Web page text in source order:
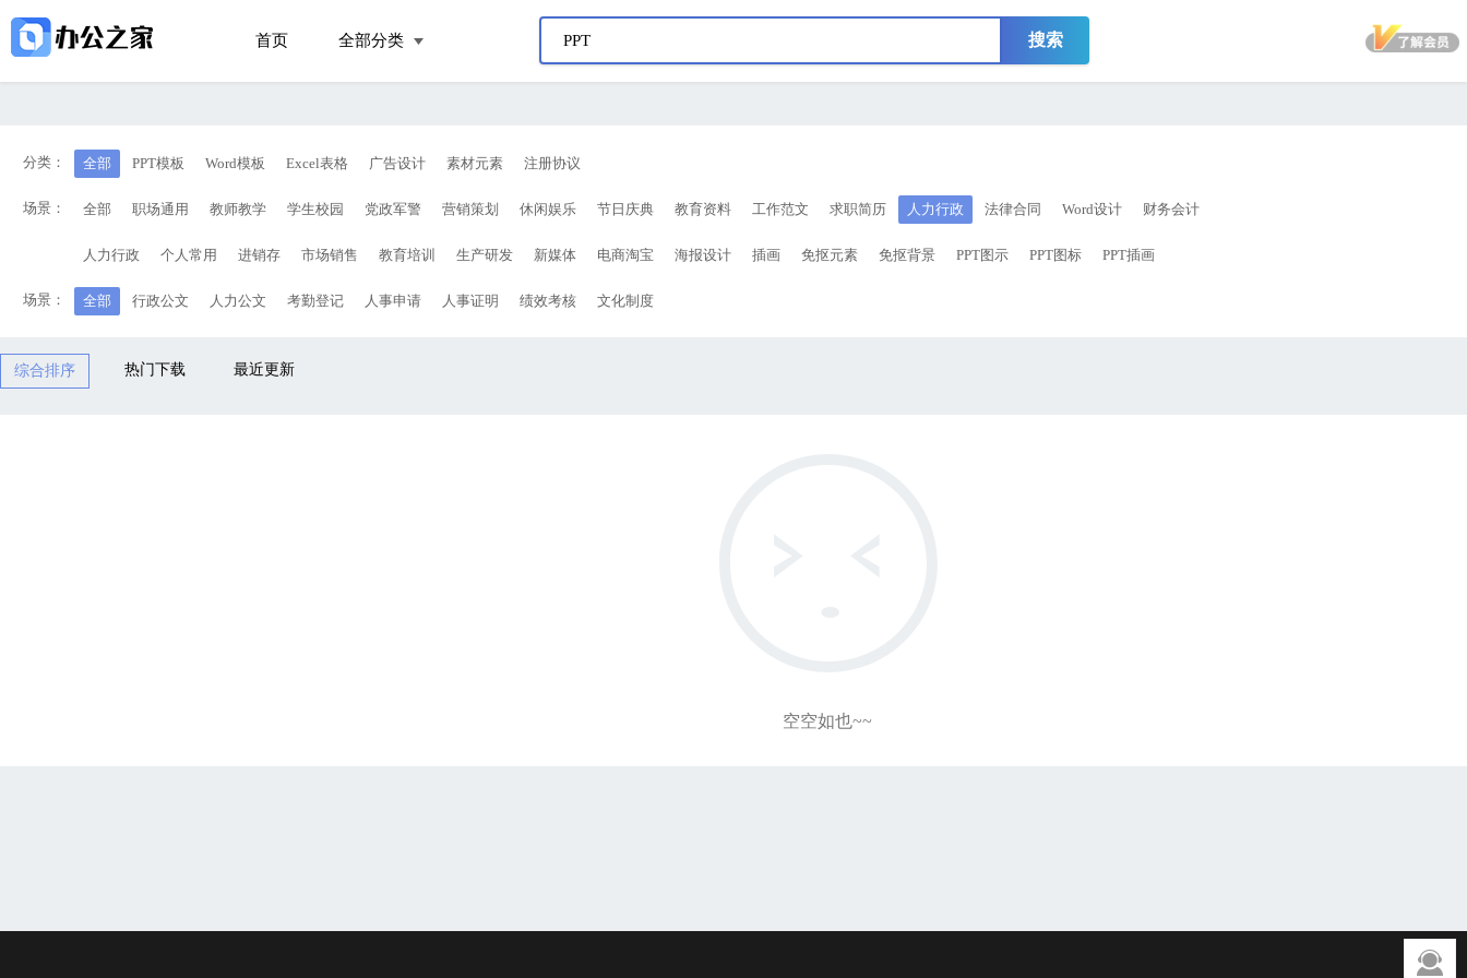
首页 全部分类 搜索
分类： 全部 PPT模板 Word模板 Excel表格 广告设计 素材元素 注册协议
场景： 全部 职场通用 教师教学 学生校园 党政军警 营销策划 休闲娱乐 节日庆典 教育资料 工作范文 求职简历 人力行政 法律合同 Word设计 财务会计
人力行政 个人常用 进销存 市场销售 教育培训 生产研发 新媒体 电商淘宝 海报设计 插画 免抠元素 免抠背景 PPT图示 PPT图标 PPT插画
场景： 全部 行政公文 人力公文 考勤登记 人事申请 人事证明 绩效考核 文化制度
综合排序 热门下载 最近更新
空空如也~~